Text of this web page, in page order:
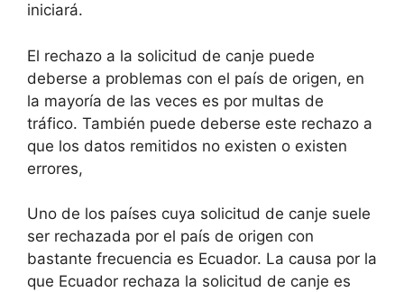
iniciará.
El rechazo a la solicitud de canje puede
deberse a problemas con el país de origen, en
la mayoría de las veces es por multas de
tráfico. También puede deberse este rechazo a
que los datos remitidos no existen o existen
errores,
Uno de los países cuya solicitud de canje suele
ser rechazada por el país de origen con
bastante frecuencia es Ecuador. La causa por la
que Ecuador rechaza la solicitud de canje es